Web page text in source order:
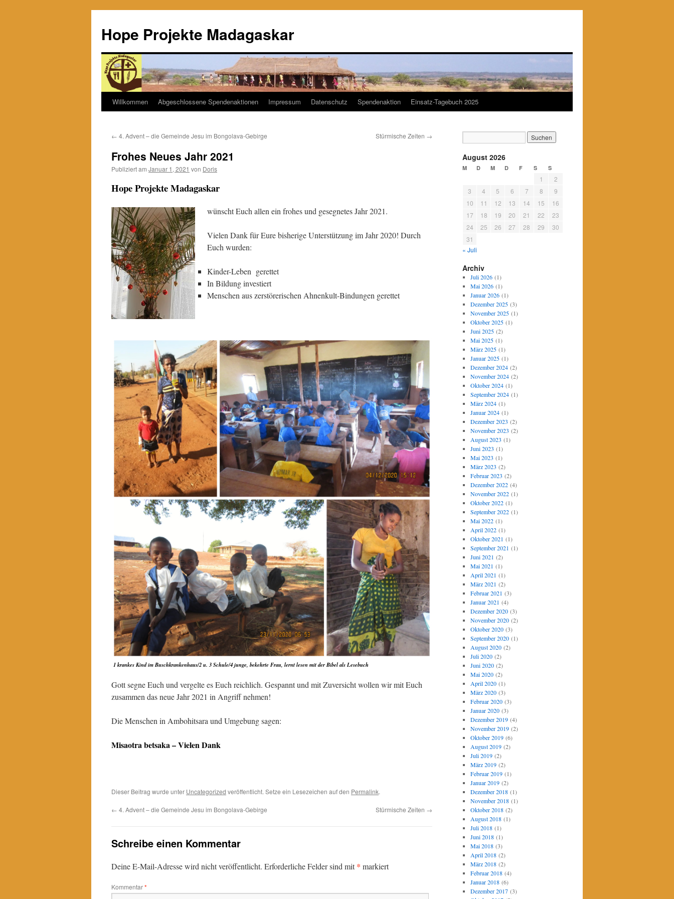
Hope Projekte Madagaskar
Zum
springen
Willkommen Abgeschlossene Spendenaktionen Impressum Datenschutz Spendenaktion Einsatz-Tagebuch 2025
← 4. Advent – die Gemeinde Jesu im Bongolava-Gebirge Stürmische Zeiten →
Frohes Neues Jahr 2021
Publiziert am Januar 1, 2021 von Doris
Hope Projekte Madagaskar
wünscht Euch allen ein frohes und gesegnetes Jahr 2021.
Vielen Dank für Eure bisherige Unterstützung im Jahr 2020! Durch
Euch wurden:
Kinder-Leben gerettet
In Bildung investiert
Menschen aus zerstörerischen Ahnenkult-Bindungen gerettet
1 krankes Kind im Buschkrankenhaus/2 u. 3 Schule/4 junge, bekehrte Frau, lernt lesen mit der Bibel als Lesebuch
Gott segne Euch und vergelte es Euch reichlich. Gespannt und mit Zuversicht wollen wir mit Euch
zusammen das neue Jahr 2021 in Angriff nehmen!
Die Menschen in Ambohitsara und Umgebung sagen:
Misaotra betsaka – Vielen Dank
Dieser Beitrag wurde unter Uncategorized veröffentlicht. Setze ein Lesezeichen auf den Permalink.
← 4. Advent – die Gemeinde Jesu im Bongolava-Gebirge Stürmische Zeiten →
Schreibe einen Kommentar
Deine E-Mail-Adresse wird nicht veröffentlicht. Erforderliche Felder sind mit* markiert
Kommentar*
August 2026
M D M D F S S
1
2
3
4 5 6 7 8
9
10
11 12 13 14 15
16
17
18 19 20 21 22
23
24
25 26 27 28 29
30
31
« Juli
Archiv
Juli 2026(1)
Mai 2026(1)
Januar 2026(1)
Dezember 2025(3)
November 2025(1)
Oktober 2025(1)
Juni 2025(2)
Mai 2025(1)
März 2025(1)
Januar 2025(1)
Dezember 2024(2)
November 2024(2)
Oktober 2024(1)
September 2024(1)
März 2024(1)
Januar 2024(1)
Dezember 2023 (2)
November 2023 (2)
August 2023 (1)
Juni 2023 (1)
Mai 2023 (1)
März 2023 (2)
Februar 2023 (2)
Dezember 2022(4)
November 2022(1)
Oktober 2022(1)
September 2022(1)
Mai 2022(1)
April 2022(1)
Oktober 2021 (1)
September 2021 (1)
Juni 2021 (2)
Mai 2021 (1)
April 2021 (1)
März 2021 (2)
Februar 2021 (3)
Januar 2021 (4)
Dezember 2020(3)
November 2020(2)
Oktober 2020(3)
September 2020(1)
August 2020(2)
Juli 2020(2)
Juni 2020(2)
Mai 2020(2)
April 2020(1)
März 2020(3)
Februar 2020(3)
Januar 2020(3)
Dezember 2019(4)
November 2019(2)
Oktober 2019(6)
August 2019(2)
Juli 2019(2)
März 2019(2)
Februar 2019(1)
Januar 2019(2)
Dezember 2018(1)
November 2018(1)
Oktober 2018(2)
August 2018(1)
Juli 2018(1)
Juni 2018(1)
Mai 2018(3)
April 2018(2)
März 2018(2)
Februar 2018(4)
Januar 2018(6)
Dezember 2017(3)